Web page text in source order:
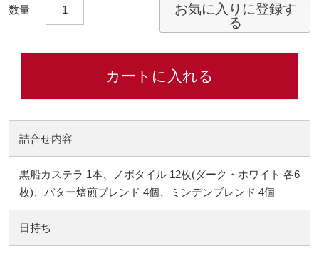
お気に入りに登録す
る
カートに入れる
詰合せ内容
黒船カステラ 1本、ノボタイル 12枚(ダーク・ホワイト 各6
枚)、バター焙煎ブレンド 4個、ミンデンブレンド 4個
日持ち